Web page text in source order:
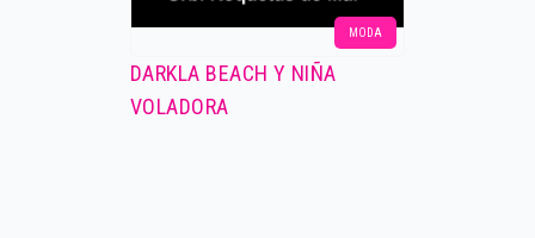
MODA
DARKLA BEACH Y NIÑA
VOLADORA